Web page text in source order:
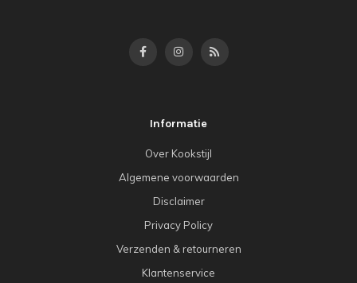
Informatie
Over Kookstijl
Algemene voorwaarden
Disclaimer
Privacy Policy
Verzenden & retourneren
Klantenservice